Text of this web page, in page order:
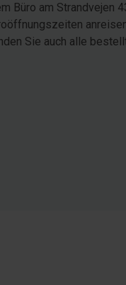
Büro am Strandvejen
Sie auch alle